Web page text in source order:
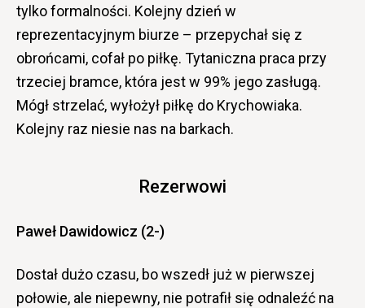
tylko formalności. Kolejny dzień w
reprezentacyjnym biurze – przepychał się z
obrońcami, cofał po piłkę. Tytaniczna praca przy
trzeciej bramce, która jest w 99% jego zasługą.
Mógł strzelać, wyłożył piłkę do Krychowiaka.
Kolejny raz niesie nas na barkach.
Rezerwowi
Paweł Dawidowicz (2-)
Dostał dużo czasu, bo wszedł już w pierwszej
połowie, ale niepewny, nie potrafił się odnaleźć na